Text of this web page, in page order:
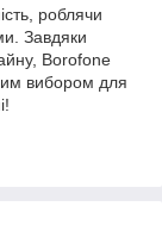
роблячи
Завдяки
Borofone
вибором для